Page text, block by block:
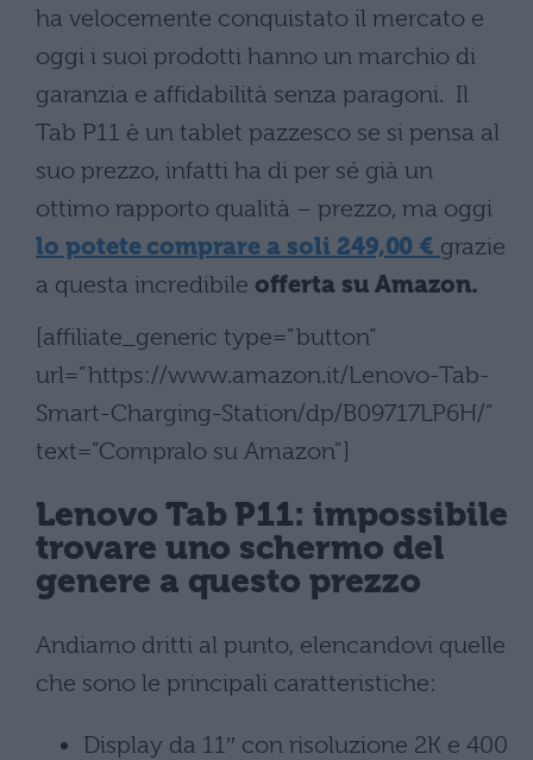
ha velocemente conquistato il mercato e
oggi i suoi prodotti hanno un marchio di
garanzia e affidabilità senza paragoni. Il
Tab P11 è un tablet pazzesco se si pensa al
suo prezzo, infatti ha di per sé già un
ottimo rapporto qualità – prezzo, ma oggi
lo potete comprare a soli 249,00 € grazie
a questa incredibile offerta su Amazon.
[affiliate_generic type=”button”
url=”https://www.amazon.it/Lenovo-Tab-
Smart-Charging-Station/dp/B09717LP6H/”
text=”Compralo su Amazon”]
Lenovo Tab P11: impossibile
trovare uno schermo del
genere a questo prezzo
Andiamo dritti al punto, elencandovi quelle
che sono le principali caratteristiche:
Display da 11″ con risoluzione 2K e 400